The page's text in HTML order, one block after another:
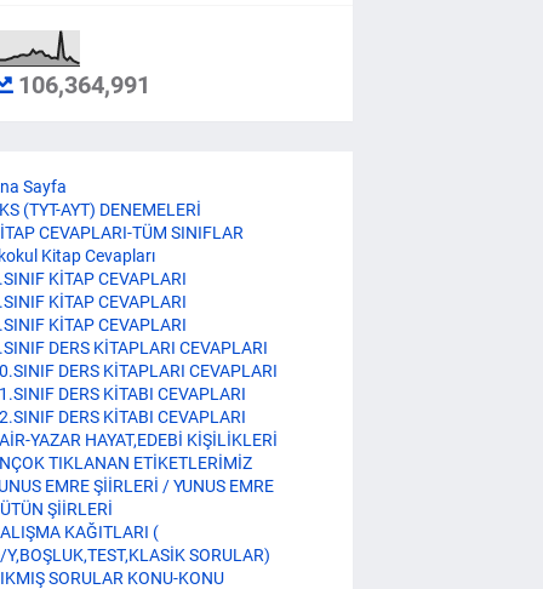
106,364,991
Sayfa
(TYT-AYT) DENEMELERİ
CEVAPLARI-TÜM SINIFLAR
Kitap Cevapları
KİTAP CEVAPLARI
KİTAP CEVAPLARI
KİTAP CEVAPLARI
DERS KİTAPLARI CEVAPLARI
DERS KİTAPLARI CEVAPLARI
DERS KİTABI CEVAPLARI
DERS KİTABI CEVAPLARI
YAZAR HAYAT,EDEBİ KİŞİLİKLERİ
TIKLANAN ETİKETLERİMİZ
EMRE ŞİİRLERİ / YUNUS EMRE
ŞİİRLERİ
KAĞITLARI (
Y,BOŞLUK,TEST,KLASİK SORULAR)
SORULAR KONU-KONU